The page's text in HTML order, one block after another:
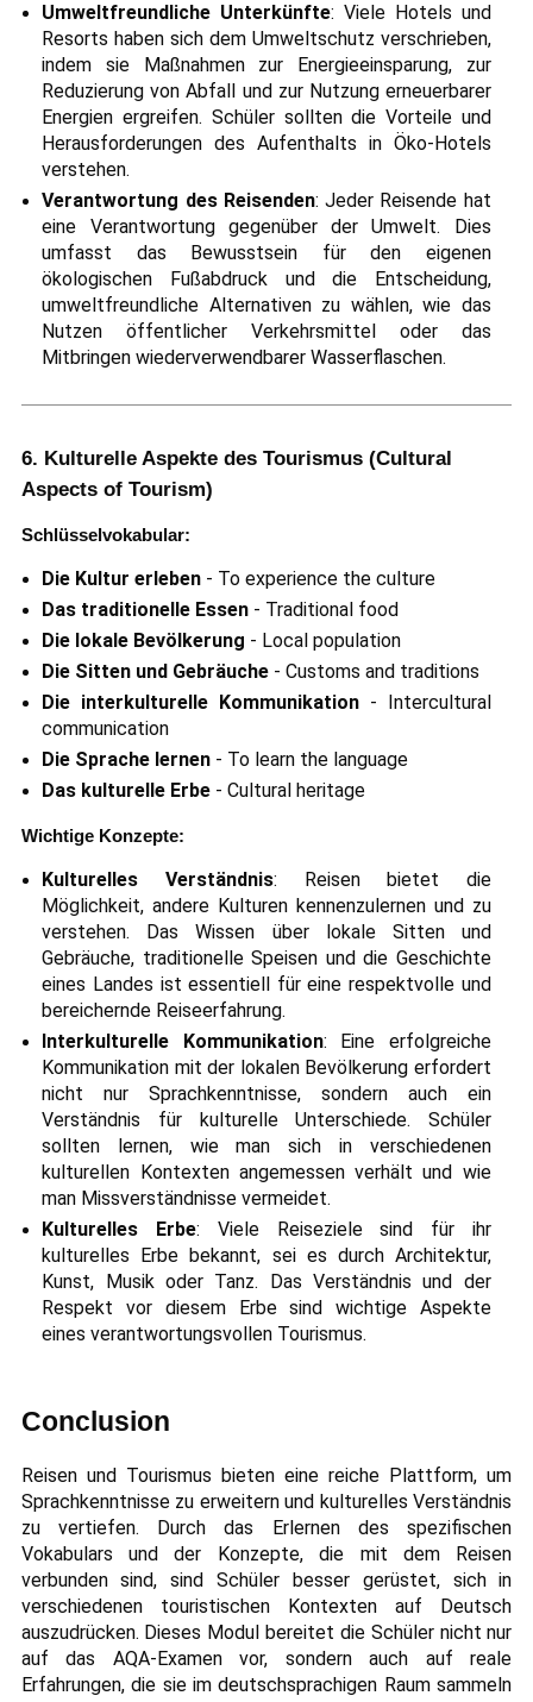
Umweltfreundliche Unterkünfte: Viele Hotels und
Resorts haben sich dem Umweltschutz verschrieben,
indem sie Maßnahmen zur Energieeinsparung, zur
Reduzierung von Abfall und zur Nutzung erneuerbarer
Energien ergreifen. Schüler sollten die Vorteile und
Herausforderungen des Aufenthalts in Öko-Hotels
verstehen.
Verantwortung des Reisenden: Jeder Reisende hat
eine Verantwortung gegenüber der Umwelt. Dies
umfasst das Bewusstsein für den eigenen
ökologischen Fußabdruck und die Entscheidung,
umweltfreundliche Alternativen zu wählen, wie das
Nutzen öffentlicher Verkehrsmittel oder das
Mitbringen wiederverwendbarer Wasserflaschen.
6. Kulturelle Aspekte des Tourismus (Cultural
Aspects of Tourism)
Schlüsselvokabular:
Die Kultur erleben - To experience the culture
Das traditionelle Essen - Traditional food
Die lokale Bevölkerung - Local population
Die Sitten und Gebräuche - Customs and traditions
Die interkulturelle Kommunikation - Intercultural
communication
Die Sprache lernen - To learn the language
Das kulturelle Erbe - Cultural heritage
Wichtige Konzepte:
Kulturelles Verständnis: Reisen bietet die
Möglichkeit, andere Kulturen kennenzulernen und zu
verstehen. Das Wissen über lokale Sitten und
Gebräuche, traditionelle Speisen und die Geschichte
eines Landes ist essentiell für eine respektvolle und
bereichernde Reiseerfahrung.
Interkulturelle Kommunikation: Eine erfolgreiche
Kommunikation mit der lokalen Bevölkerung erfordert
nicht nur Sprachkenntnisse, sondern auch ein
Verständnis für kulturelle Unterschiede. Schüler
sollten lernen, wie man sich in verschiedenen
kulturellen Kontexten angemessen verhält und wie
man Missverständnisse vermeidet.
Kulturelles Erbe: Viele Reiseziele sind für ihr
kulturelles Erbe bekannt, sei es durch Architektur,
Kunst, Musik oder Tanz. Das Verständnis und der
Respekt vor diesem Erbe sind wichtige Aspekte
eines verantwortungsvollen Tourismus.
Conclusion
Reisen und Tourismus bieten eine reiche Plattform, um
Sprachkenntnisse zu erweitern und kulturelles Verständnis
zu vertiefen. Durch das Erlernen des spezifischen
Vokabulars und der Konzepte, die mit dem Reisen
verbunden sind, sind Schüler besser gerüstet, sich in
verschiedenen touristischen Kontexten auf Deutsch
auszudrücken. Dieses Modul bereitet die Schüler nicht nur
auf das AQA-Examen vor, sondern auch auf reale
Erfahrungen, die sie im deutschsprachigen Raum sammeln